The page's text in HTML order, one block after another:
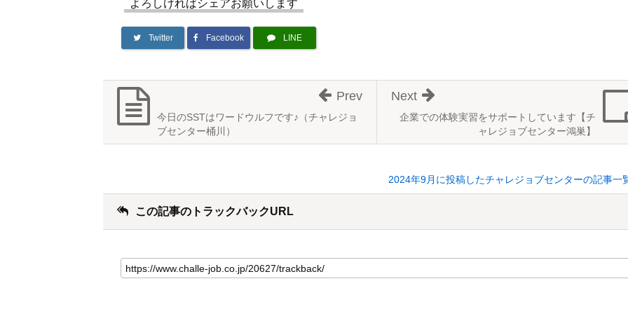
よろしければシェアお願いします
Twitter Facebook LINE
企業での体験実習をサポートしています【チ
ャレジョブセンター鴻巣】
Next
今日のSSTはワードウルフです♪（チャレジョ
ブセンター桶川）
Prev
2024年9月に投稿したチャレジョブセンターの記事一
この記事のトラックバックURL
の
記